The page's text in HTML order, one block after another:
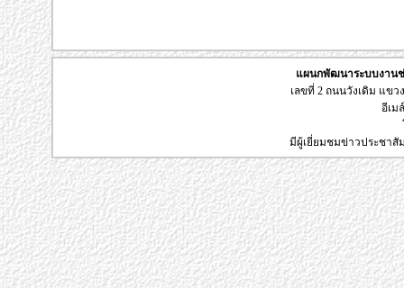
แผนกพัฒนาระบบงานช่
เลขที่ 2 ถนนวังเดิม แขว
อีเม
มีผู้เยี่ยมชมข่าวประชา